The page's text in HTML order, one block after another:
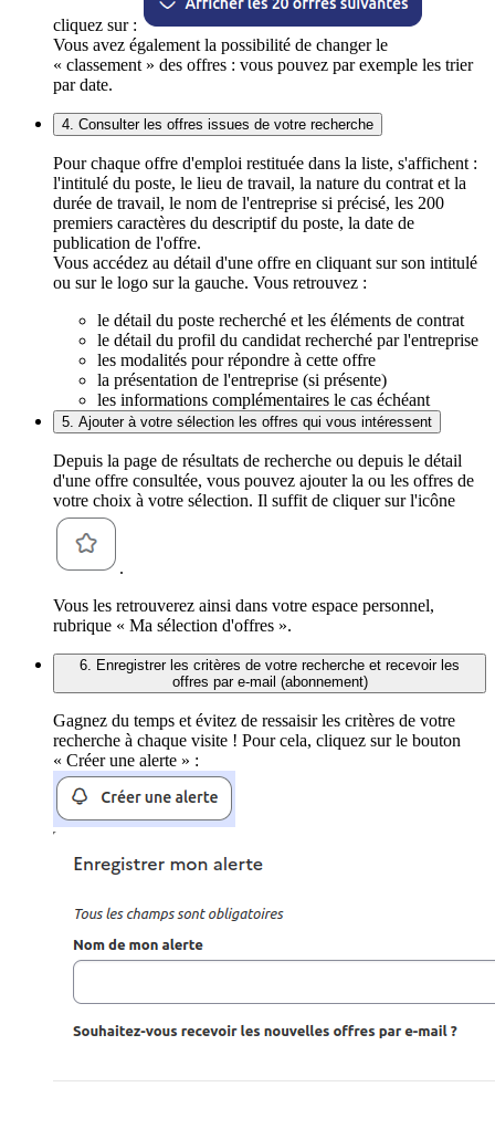
cliquez sur :
Vous avez également la possibilité de changer le
« classement » des offres : vous pouvez par exemple les trier
par date.
4. Consulter les offres issues de votre recherche
Pour chaque offre d'emploi restituée dans la liste, s'affichent :
l'intitulé du poste, le lieu de travail, la nature du contrat et la
durée de travail, le nom de l'entreprise si précisé, les 200
premiers caractères du descriptif du poste, la date de
publication de l'offre.
Vous accédez au détail d'une offre en cliquant sur son intitulé
ou sur le logo sur la gauche. Vous retrouvez :
le détail du poste recherché et les éléments de contrat
le détail du profil du candidat recherché par l'entreprise
les modalités pour répondre à cette offre
la présentation de l'entreprise (si présente)
les informations complémentaires le cas échéant
5. Ajouter à votre sélection les offres qui vous intéressent
Depuis la page de résultats de recherche ou depuis le détail
d'une offre consultée, vous pouvez ajouter la ou les offres de
votre choix à votre sélection. Il suffit de cliquer sur l'icône
.
Vous les retrouverez ainsi dans votre espace personnel,
rubrique « Ma sélection d'offres ».
6. Enregistrer les critères de votre recherche et recevoir les
offres par e-mail (abonnement)
Gagnez du temps et évitez de ressaisir les critères de votre
recherche à chaque visite ! Pour cela, cliquez sur le bouton
« Créer une alerte » :